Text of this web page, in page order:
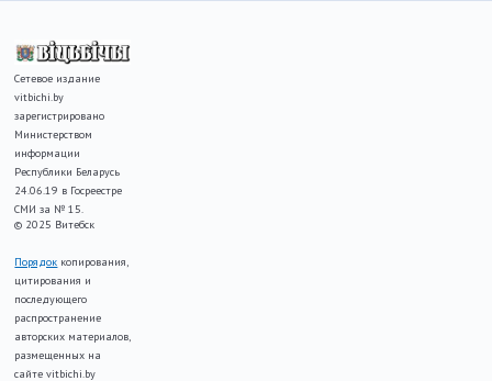
Сетевое издание
vitbichi.by
зарегистрировано
Министерством
информации
Республики Беларусь
24.06.19 в Госреестре
СМИ за № 15.
© 2025 Витебск
Порядок копирования,
цитирования и
последующего
распространение
авторских материалов,
размещенных на
сайте vitbichi.by